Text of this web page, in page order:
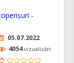
05.07.2022
4054vizualizări